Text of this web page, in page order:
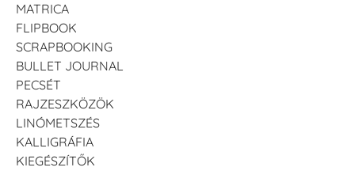
MATRICA
FLIPBOOK
SCRAPBOOKING
BULLET JOURNAL
PECSÉT
RAJZESZKÖZÖK
LINÓMETSZÉS
KALLIGRÁFIA
KIEGÉSZÍTŐK